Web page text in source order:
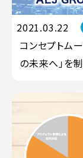
2021.03.22
コンセプトム
の未来へ」を